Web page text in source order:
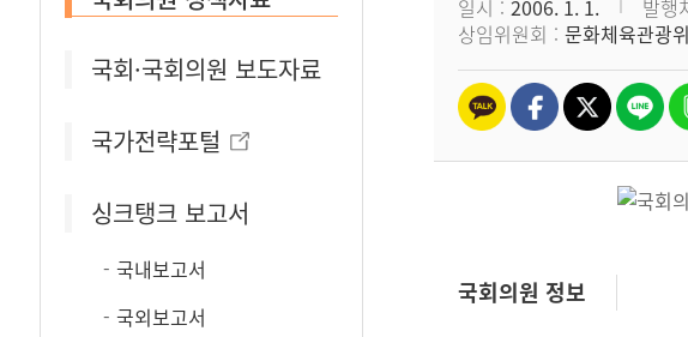
국회·국회의원 보도자료
국가전략포털
싱크탱크 보고서
국내보고서
국외보고서
일시 2006. 1. 1. 발행
상임위원회
문화체육관광
국회의원 정보